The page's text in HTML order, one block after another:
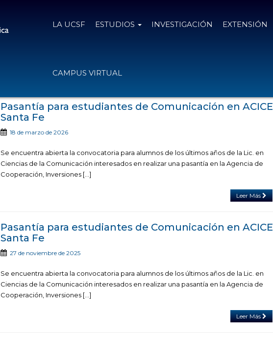
LA UCSF ESTUDIOS INVESTIGACIÓN EXTENSIÓN
CAMPUS VIRTUAL
Municipalidad de Santa Fe.
Pasantía para estudiantes de Comunicación en ACICE
Santa Fe
18 de marzo de 2026
Se encuentra abierta la convocatoria para alumnos de los últimos años de la Lic. en
Ciencias de la Comunicación interesados en realizar una pasantía en la Agencia de
Cooperación, Inversiones […]
Leer Más
Pasantía para estudiantes de Comunicación en ACICE
Santa Fe
27 de noviembre de 2025
Se encuentra abierta la convocatoria para alumnos de los últimos años de la Lic. en
Ciencias de la Comunicación interesados en realizar una pasantía en la Agencia de
Cooperación, Inversiones […]
Leer Más